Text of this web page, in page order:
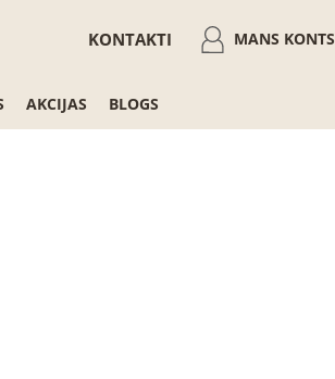
MANS KONTS
KONTAKTI
AKCIJAS BLOGS